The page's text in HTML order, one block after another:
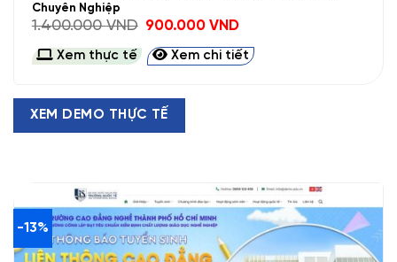
Chuyên Nghiệp
1.400.000VND
Giá
là:
1.400.000 VND.
900.000VNDGiá
tại
là:
900.000 VND.
Xem thực tế Xem chi tiết
XEM DEMO THỰC TẾ
-13%